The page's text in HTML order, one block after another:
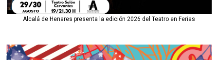
Alcalá de Henares presenta la edición 2026 del Teatro en Ferias